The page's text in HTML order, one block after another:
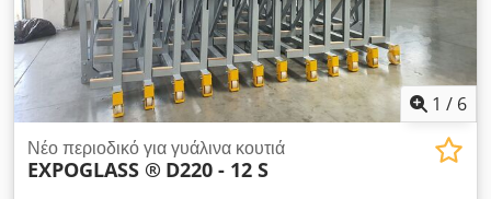
1 / 6
Νέο περιοδικό για γυάλινα κουτιά
EXPOGLASS ® D220 - 12 S